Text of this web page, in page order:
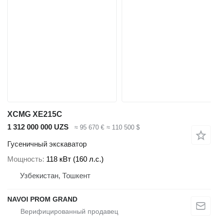
XCMG XE215C
1 312 000 000 UZS
≈ 95 670 € ≈ 110 500 $
Гусеничный экскаватор
Мощность 118 кВт (160 л.с.)
Узбекистан, Тошкент
NAVOI PROM GRAND